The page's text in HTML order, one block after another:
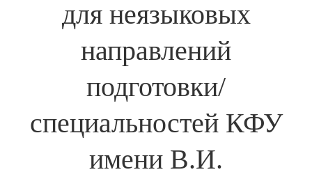
для неязыковых
направлений
подготовки/
специальностей КФУ
имени В.И.